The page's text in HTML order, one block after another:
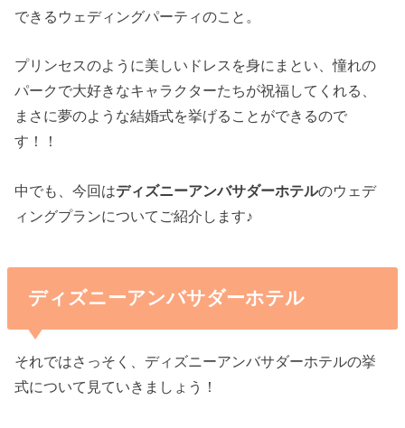
できるウェディングパーティのこと。
プリンセスのように美しいドレスを身にまとい、憧れの
パークで大好きなキャラクターたちが祝福してくれる、
まさに夢のような結婚式を挙げることができるので
す！！
中でも、今回はディズニーアンバサダーホテルのウェデ
ィングプランについてご紹介します♪
ディズニーアンバサダーホテル
それではさっそく、ディズニーアンバサダーホテルの挙
式について見ていきましょう！